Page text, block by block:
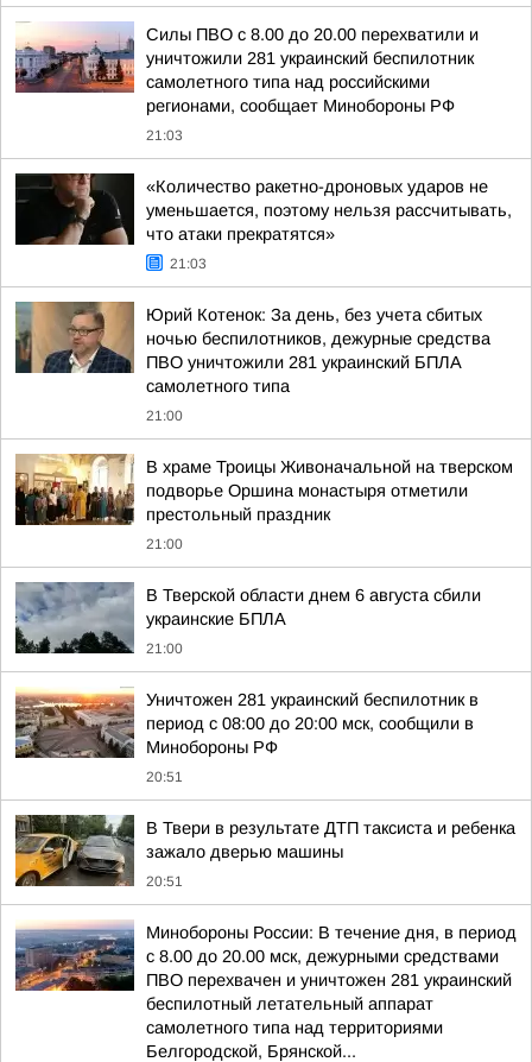
Силы ПВО с 8.00 до 20.00 перехватили и
уничтожили 281 украинский беспилотник
самолетного типа над российскими
регионами, сообщает Минобороны РФ
21:03
«Количество ракетно-дроновых ударов не
уменьшается, поэтому нельзя рассчитывать,
что атаки прекратятся»
21:03
Юрий Котенок: За день, без учета сбитых
ночью беспилотников, дежурные средства
ПВО уничтожили 281 украинский БПЛА
самолетного типа
21:00
В храме Троицы Живоначальной на тверском
подворье Оршина монастыря отметили
престольный праздник
21:00
В Тверской области днем 6 августа сбили
украинские БПЛА
21:00
Уничтожен 281 украинский беспилотник в
период с 08:00 до 20:00 мск, сообщили в
Минобороны РФ
20:51
В Твери в результате ДТП таксиста и ребенка
зажало дверью машины
20:51
Минобороны России: В течение дня, в период
с 8.00 до 20.00 мск, дежурными средствами
ПВО перехвачен и уничтожен 281 украинский
беспилотный летательный аппарат
самолетного типа над территориями
Белгородской, Брянской...